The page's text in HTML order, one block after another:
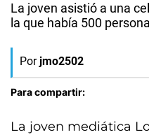
La joven asistió a una
la que había 500
Por jmo2502
Para compartir:
La joven mediática